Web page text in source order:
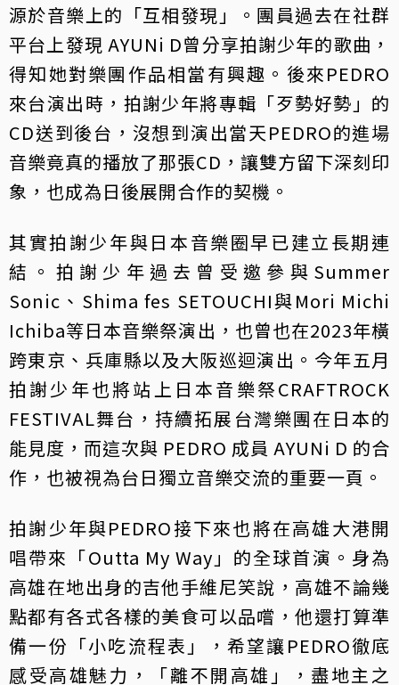
源於音樂上的「互相發現」。團員過去在社群
平台上發現 AYUNi D曾分享拍謝少年的歌曲，
得知她對樂團作品相當有興趣。後來PEDRO
來台演出時，拍謝少年將專輯「歹勢好勢」的
CD送到後台，沒想到演出當天PEDRO的進場
音樂竟真的播放了那張CD，讓雙方留下深刻印
象，也成為日後展開合作的契機。
其實拍謝少年與日本音樂圈早已建立長期連
結。拍謝少年過去曾受邀參與Summer
Sonic、Shima fes SETOUCHI與Mori Michi
Ichiba等日本音樂祭演出，也曾也在2023年橫
跨東京、兵庫縣以及大阪巡迴演出。今年五月
拍謝少年也將站上日本音樂祭CRAFTROCK
FESTIVAL舞台，持續拓展台灣樂團在日本的
能見度，而這次與 PEDRO 成員 AYUNi D 的合
作，也被視為台日獨立音樂交流的重要一頁。
拍謝少年與PEDRO接下來也將在高雄大港開
唱帶來「Outta My Way」的全球首演。身為
高雄在地出身的吉他手維尼笑說，高雄不論幾
點都有各式各樣的美食可以品嚐，他還打算準
備一份「小吃流程表」，希望讓PEDRO徹底
感受高雄魅力，「離不開高雄」，盡地主之